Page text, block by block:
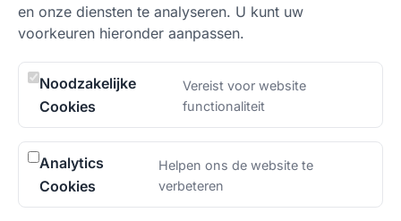
Delft
NEEM CONTACT OP
Verstuur Bericht
KVK
77138880
en onze diensten te analyseren. U kunt uw
voorkeuren hieronder aanpassen.
Noodzakelijke
Cookies
Vereist voor website
functionaliteit
Analytics
Cookies
Helpen ons de website te
verbeteren